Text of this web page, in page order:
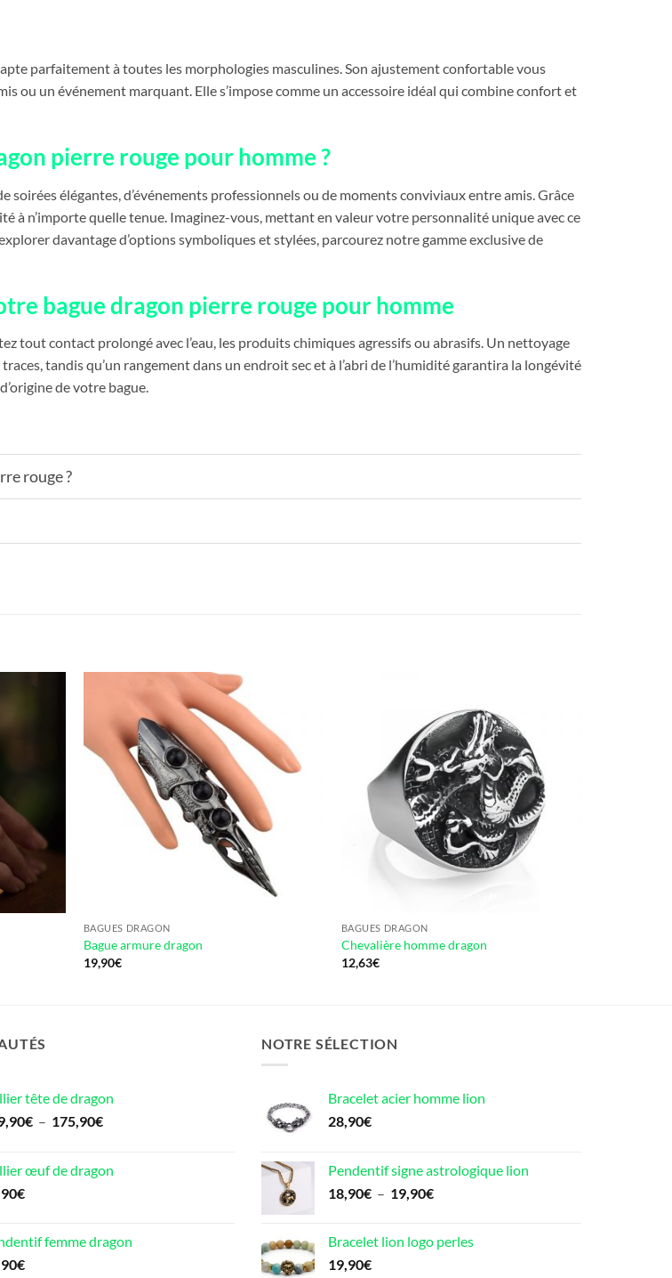
parfaitement à toutes les morphologies masculines. Son ajustement confortable vous
ou un événement marquant. Elle s’impose comme un accessoire idéal qui combine confort et
pierre rouge pour homme ?
élégantes, d’événements professionnels ou de moments conviviaux entre amis. Grâce
à n’importe quelle tenue. Imaginez-vous, mettant en valeur votre personnalité unique avec ce
davantage d’options symboliques et stylées, parcourez notre gamme exclusive de
bague dragon pierre rouge pour homme
tout contact prolongé avec l’eau, les produits chimiques agressifs ou abrasifs. Un nettoyage
tandis qu’un rangement dans un endroit sec et à l’abri de l’humidité garantira la longévité
de votre bague.
rouge ?
BAGUES DRAGON
Bague armure dragon
19,90€
BAGUES DRAGON
Chevalière homme dragon
12,63€
tête de dragon
€ – 175,90€Plage
149,90€
œuf de dragon
€
femme dragon
€
NOTRE SÉLECTION
Bracelet acier homme lion
28,90€
Pendentif signe astrologique lion
18,90€ – 19,90€Plage
18,90€
Bracelet lion logo perles
19,90€